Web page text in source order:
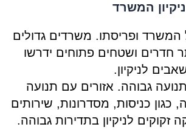
המשרד
המשרד ופריסתו. משרדים גדולים
חדרים ושטחים פתוחים ידרשו
לניקיון.
גבוהה. אזורים עם תנועה
כגון כניסות, מסדרונות, שירותים
זקוקים לניקיון בתדירות גבוהה.